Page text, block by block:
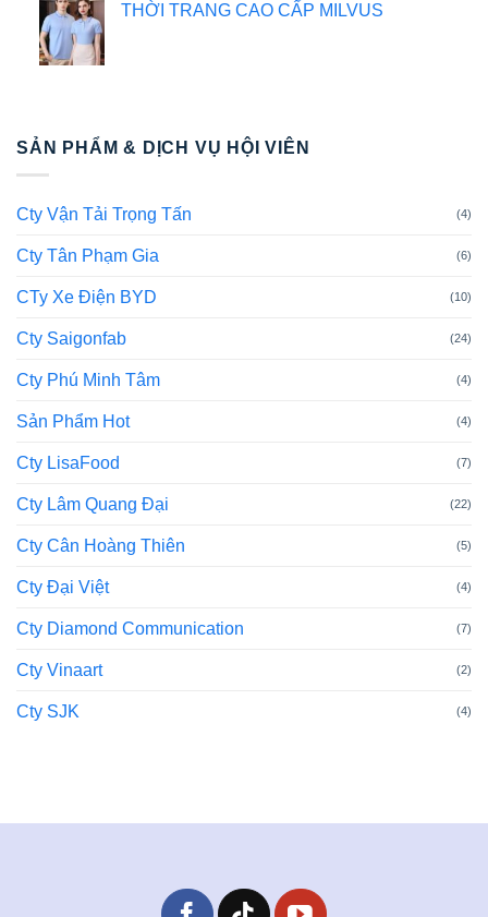
THỜI TRANG CAO CẤP MILVUS
SẢN PHẨM & DỊCH VỤ HỘI VIÊN
Cty Vận Tải Trọng Tấn (4)
Cty Tân Phạm Gia (6)
CTy Xe Điện BYD (10)
Cty Saigonfab (24)
Cty Phú Minh Tâm (4)
Sản Phẩm Hot (4)
Cty LisaFood (7)
Cty Lâm Quang Đại (22)
Cty Cân Hoàng Thiên (5)
Cty Đại Việt (4)
Cty Diamond Communication (7)
Cty Vinaart (2)
Cty SJK (4)